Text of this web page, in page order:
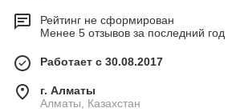
Рейтинг не сформирован
Менее 5 отзывов за последний год
Работает с 30.08.2017
г. Алматы
Алматы, Казахстан